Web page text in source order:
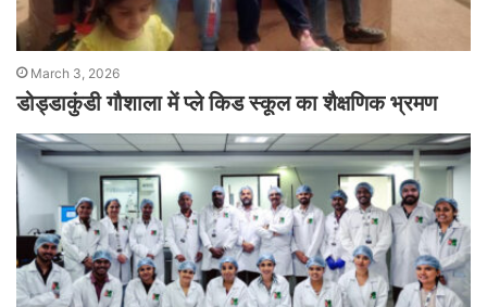
March 3, 2026
डोड्डाकुंडी गौशाला में प्ले किड स्कूल का शैक्षणिक भ्रमण